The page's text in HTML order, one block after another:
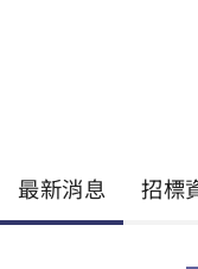
最新消息 招標